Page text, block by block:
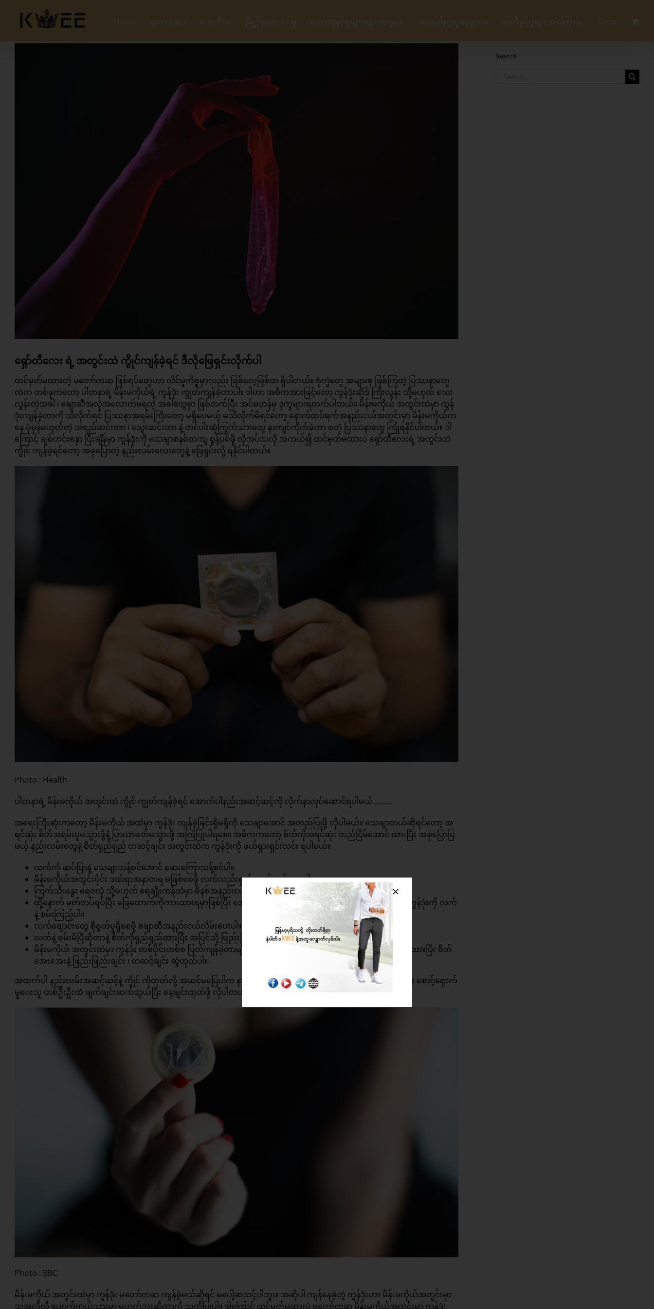
content
Home အားကစား တေးဂီတ မြို့ပြဆင်ယင်မှု အောင်မြင်မှုများနောက်ကွယ် အဆင့်မြင့်လူနေမှုဘဝ ပါတီနှင့်ပွဲများအကြောင်း Shop
ရှော်တီလေး ရဲ့ အတွင်းထဲ ကွိုင်ကျန်ခဲ့ရင် ဒီလိုဖြေရှင်းလိုက်ပါ
ထင်မှတ်မထားတဲ့ မတော်တဆ ဖြစ်ရပ်တွေဟာ လိင်မှုကိစ္စမှာလည်း ဖြစ်လေ့ဖြစ်ထ ရှိပါတယ်။ စုံတွဲတွေ အများစု ဖြစ်ကြတဲ့ ပြဿနာတွေ
ထဲက တစ်ခုကတော့ ပါတနာရဲ့ မိန်းမကိုယ်ရဲ့ ကွန်ဒုံး ကျွတ်ကျန်ခဲ့တာပါ။ ဒါဟာ အဓိကအားဖြင့်တော့ ကွန်ဒုံးဆိုဒ် ကြီးလွန်း သို့မဟုတ် သေး
လွန်းတဲ့အခါ ၊ ချောဆီအလုံအလောက်မရတဲ့ အခါတွေမှာ ဖြစ်တက်ပြီး အင်မတန်မှ ဒုက္ခများရတက်ပါတယ်။ မိန်းမကိုယ် အတွင်းထဲမှာ ကွန်
ဒုံးကျန်ခဲ့တာကို သိလိုက်ရင် ပြဿနာအရမ်းကြီးတော့ မရှိပေမယ့် မသိလိုက်မိရင်တော့ နောက်ထပ်ရက်အနည်းငယ်အတွင်းမှာ မိန်းမကိုယ်က
နေ ပုံမှန်မဟုတ်တဲ့ အရည်ဆင်းတာ ၊ သွေးဆင်းတာ နဲ့ တင်ပါးဆုံကြွက်သားတွေ နာကျင်ကိုက်ခဲတာ စတဲ့ ပြဿနာတွေ ကြုံရနိုင်ပါတယ်။ ဒါ
ကြောင့် ချစ်တင်းနှော ပြီးချိန်မှာ ကွန်ဒုံးကို သေချာစနစ်တကျ စွန့်ပစ်ဖို့ လိုအပ်သလို အကယ်၍ ထင်မှတ်မထားပဲ ရှော်တီလေးရဲ့ အတွင်းထဲ
ကွိုင် ကျန်ခဲ့ရင်တော့ အခုပြောတဲ့ နည်းလမ်းလေးတွေနဲ့ ဖြေရှင်းလို့ ရနိုင်ပါတယ်။
Photo : Health
ပါတနာရဲ့ မိန်းမကိုယ် အတွင်းထဲ ကွိုင် ကျွတ်ကျန်ခဲ့ရင် အောက်ပါနည်းအဆင့်ဆင့်ကို လိုက်နာလုပ်ဆောင်ရပါမယ်……….
အရေးကြီးဆုံးကတော့ မိန်းမကိုယ် အထဲမှာ ကွန်ဒုံး ကျန်ခဲ့ခြင်းရှိမရှိကို သေချာအောင် အတည်ပြုဖို့ လိုပါမယ်။ သေချာတယ်ဆိုရင်တော့ အ
ရင်ဆုံး စိတ်အရမ်းပူမသွားဖို့နဲ့ ပြာယာခတ်မသွားဖို့ အကြံပြုပါရစေ။ အဓိကကတော့ စိတ်ကိုအရင်ဆုံး တည်ငြိမ်အောင် ထားပြီး အခုပြောပြ
မယ့် နည်းလမ်းတွေနဲ့ စိတ်ရှည်ရှည် တဆင့်ချင်း အတွင်းထဲက ကွန်ဒုံးကို ဖယ်ရှားရှင်းလင်း ရပါမယ်။
လက်ကို ဆပ်ပြာနဲ့ သေချာသန့်စင်အောင် ဆေးကြောသန့်စင်ပါ။
မိန်းမကိုယ်အတွင်းပိုင်း ဒဏ်ရာအနာတရ မဖြစ်စေဖို့ လက်သည်းရှည်နေရင် ညှပ်ထားပါ။
ကြက်သီးနွေး ရေဇလုံ သို့မဟုတ် ရေချိုးကန်ထဲမှာ မိနစ်အနည်းငယ်ခန့် ထိုင်ပါ။
ထို့နောက် မတ်တပ်ရပ်ပြီး ခြေထောက်ကိုကားထားရမှာဖြစ်ပြီး အောက်ကို အနည်းငယ်ငုံ့ကာ မိန်းမကိုယ် အတွင်းထဲက ကွန်ဒုံးကို လက်
နဲ့ စမ်းကြည့်ပါ။
လက်ချောင်းတွေ စိုစွတ်မှုရှိစေဖို့ ချောဆီအနည်းငယ်လိမ်းပေးပါ။
လက်နဲ့ စမ်းမိပြီဆိုတာနဲ့ စိတ်ကိုရှည်ရှည်ထားပြီး အပြင်သို့ ဖြည်းဖြည်းချင်း ဆွဲထုတ်ပေးပါ။
မိန်းမကိုယ် အတွင်းထဲမှာ ကွန်ဒုံး တစ်ပိုင်းတစ်စ ပြတ်ကျန်ခဲ့တာမျိုး မဖြစ်စေဖို့ စိတ်ကိုသက်တောင့်သက်သာ ဖြေလျော့ထားပြီး စိတ်
အေးအေးနဲ့ ဖြည်းဖြည်းချင်း ၊ တဆင့်ချင်း ဆွဲထုတ်ပါ။
အထက်ပါ နည်းလမ်းအဆင့်ဆင့်နဲ့ ကွိုင် ကိုထုတ်လို့ အဆင်မပြေပါက နားလည်တက်ကျွမ်းတဲ့ ဆရာဝန် သို့မဟုတ် ကျန်းမာရေး စောင့်ရှောက်
မှုပေးသူ တစ်ဦးဦးထံ ချက်ချင်းဆက်သွယ်ပြီး နေ့ချင်းထုတ်ဖို့ လိုပါတယ်။
Photo : BBC
မိန်းမကိုယ် အတွင်းထဲမှာ ကွန်ဒုံး မတော်တဆ ကျန်ခဲ့မယ်ဆိုရင် မပေါ့ဆသင့်ပါဘူး။ အဆိုပါ ကျန်နေခဲ့တဲ့ ကွန်ဒုံးဟာ မိန်းမကိုယ်အတွင်းမှာ
သူ့အလိုလို ပျောက်ကွယ်သွားမှာ မဟုတ်ဘူးဆိုတာကို သတိပြုပါ။ ဒါကြောင့် ထင်မှတ်မထားပဲ မတော်တဆ မိန်းမကိုယ်အတွင်းမှာ ကွန်ဒုံး
Search